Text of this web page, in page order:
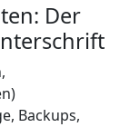
Der
Backups,